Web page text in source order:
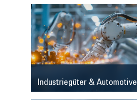
Industriegüter & Automotive